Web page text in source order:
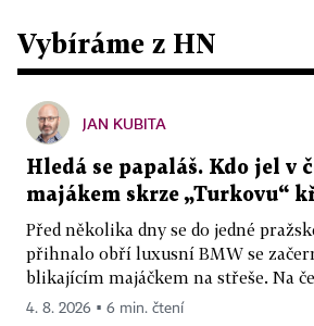
Vybíráme z HN
JAN KUBITA
Hledá se papaláš. Kdo jel v
majákem skrze „Turkovu“
Před několika dny se do jedné
přihnalo obří luxusní BMW se
blikajícím majáčkem na střeše. Na
4. 8. 2026 ▪ 6 min. čtení